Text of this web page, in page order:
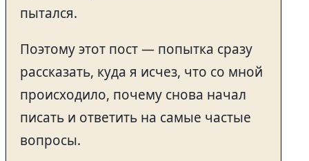
пытался.
Поэтому этот пост — попытка сразу
рассказать, куда я исчез, что со мной
происходило, почему снова начал
писать и ответить на самые частые
вопросы.